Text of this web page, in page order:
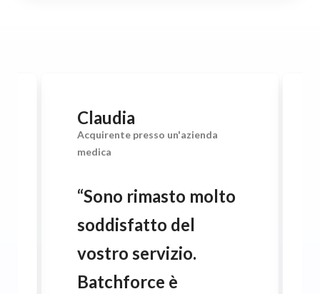
Claudia
Acquirente presso un'azienda
medica
“Sono rimasto molto
soddisfatto del
vostro servizio.
Batchforce è